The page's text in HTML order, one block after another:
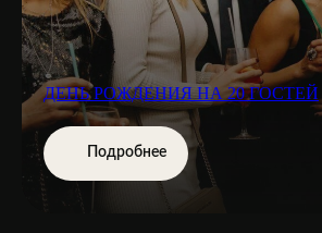
ДЕНЬ РОЖДЕНИЯ НА 20 ГОСТЕЙ
Подробнее